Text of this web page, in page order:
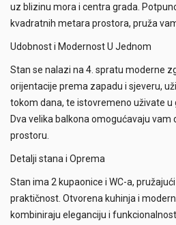
uz blizinu mora i centra grada.
kvadratnih metara prostora, pruža
Udobnost i Modernost U Jednom
Stan se nalazi na 4. spratu moderne
orijentacije prema zapadu i sjeveru,
tokom dana, te istovremeno uživate u
Dva velika balkona omogućavaju vam
prostoru.
Detalji stana i Oprema
Stan ima 2 kupaonice i WC-a,
praktičnost. Otvorena kuhinja i
kombiniraju eleganciju i funkcionalnost.